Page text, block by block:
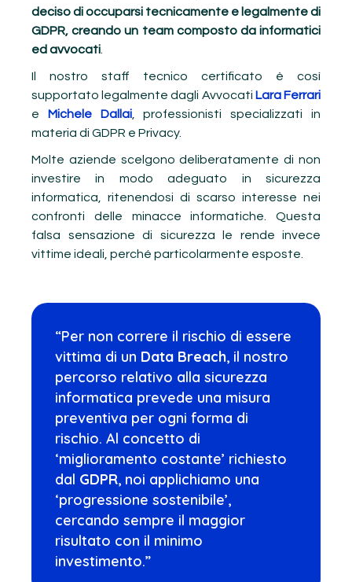
deciso di occuparsi tecnicamente e legalmente di
GDPR, creando un team composto da informatici
ed avvocati
Il nostro staff tecnico certificato è così
supportato legalmente dagli Avvocati Lara Ferrari
e Michele Dallai, professionisti specializzati in
materia di GDPR e Privacy.
Molte aziende scelgono deliberatamente di non
investire in modo adeguato in sicurezza
informatica, ritenendosi di scarso interesse nei
confronti delle minacce informatiche. Questa
falsa sensazione di sicurezza le rende invece
vittime ideali, perché particolarmente esposte.
“Per non correre il rischio di essere
vittima di un Data Breach, il nostro
percorso relativo alla sicurezza
informatica prevede una misura
preventiva per ogni forma di
rischio. Al concetto di
‘miglioramento costante’ richiesto
dal GDPR, noi applichiamo una
‘progressione sostenibile’,
cercando sempre il maggior
risultato con il minimo
investimento.”